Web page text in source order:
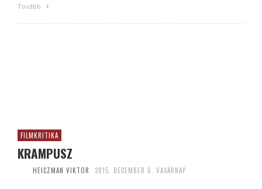
Tovább
FILMKRITIKA
KRAMPUSZ
HEICZMAN VIKTOR 2015. DECEMBER 6. VASÁRNAP